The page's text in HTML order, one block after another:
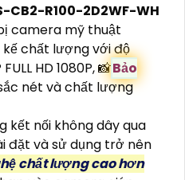
CB2-R100-2D2WF-WH
camera mỹ thuật
chất lượng với độ
HD 1080P, 📸Bảo
nét và chất lượng
kết nối không dây qua
đặt và sử dụng trở nên
chất lượng cao hơn